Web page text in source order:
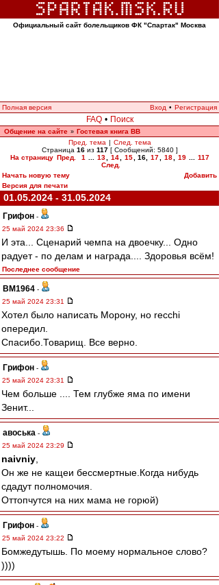
Официальный сайт болельщиков ФК "Спартак" Москва
Полная версия Вход • Регистрация
FAQ • Поиск
Общение на сайте » Гостевая книга ВВ
Пред. тема | След. тема
Страница 16из 117[ Сообщений: 5840 ]
На страницу Пред. 1 13 14 15 16, 17 18 19
117
След.
Начать новую тему
Добавить
Версия для печати
01.05.2024 - 31.05.2024
Грифон -
25 май 2024 23:36
И эта... Сценарий чемпа на двоечку... Одно
радует - по делам и награда.... Здоровья всём!
Последнее сообщение
BM1964 -
25 май 2024 23:31
Хотел было написать Морону, но recchi
опередил.
Спасибо.Товарищ. Все верно.
Грифон -
25 май 2024 23:31
Чем больше .... Тем глубже яма по имени
Зенит...
авоська -
25 май 2024 23:29
naivniy
Он же не кащеи бессмертные.Когда нибудь
сдадут полномочия.
Оттопчутся на них мама не горюй)
Грифон -
25 май 2024 23:22
Бомжедутышь. По моему нормальное слово?
))))